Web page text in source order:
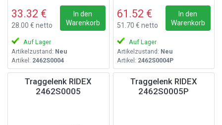
33.32 €
28.00 € netto
In den
Warenkorb
Auf Lager
Artikelzustand: Neu
Artikel: 2462S0004
61.52 €
51.70 € netto
In den
Warenkorb
Auf Lager
Artikelzustand: Neu
Artikel: 2462S0004P
Traggelenk RIDEX
2462S0005
Traggelenk RIDEX
2462S0005P